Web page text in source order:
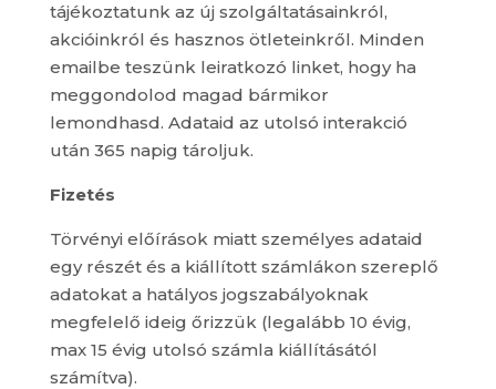
tájékoztatunk az új szolgáltatásainkról,
akcióinkról és hasznos ötleteinkről. Minden
emailbe teszünk leiratkozó linket, hogy ha
meggondolod magad bármikor
lemondhasd. Adataid az utolsó interakció
után 365 napig tároljuk.
Fizetés
Törvényi előírások miatt személyes adataid
egy részét és a kiállított számlákon szereplő
adatokat a hatályos jogszabályoknak
megfelelő ideig őrizzük (legalább 10 évig,
max 15 évig utolsó számla kiállításától
számítva).